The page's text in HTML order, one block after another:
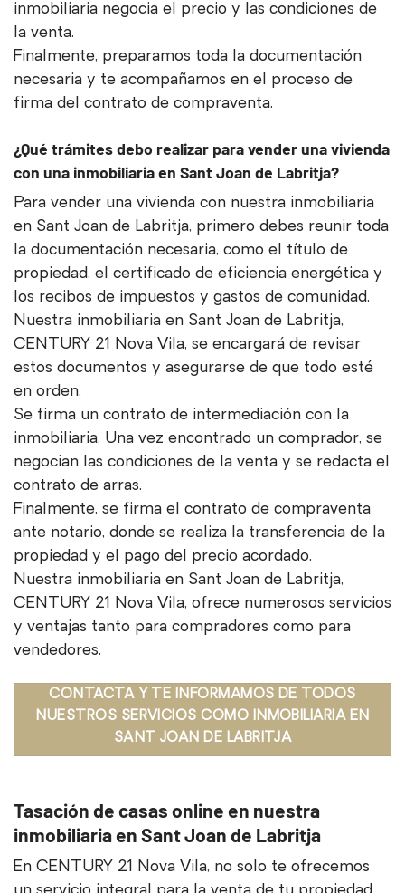
inmobiliaria negocia el precio y las condiciones de
la venta.
Finalmente, preparamos toda la documentación
necesaria y te acompañamos en el proceso de
firma del contrato de compraventa.
¿Qué trámites debo realizar para vender una vivienda
con una inmobiliaria en Sant Joan de Labritja?
Para vender una vivienda con nuestra inmobiliaria
en Sant Joan de Labritja, primero debes reunir toda
la documentación necesaria, como el título de
propiedad, el certificado de eficiencia energética y
los recibos de impuestos y gastos de comunidad.
Nuestra inmobiliaria en Sant Joan de Labritja,
CENTURY 21 Nova Vila, se encargará de revisar
estos documentos y asegurarse de que todo esté
en orden.
Se firma un contrato de intermediación con la
inmobiliaria. Una vez encontrado un comprador, se
negocian las condiciones de la venta y se redacta el
contrato de arras.
Finalmente, se firma el contrato de compraventa
ante notario, donde se realiza la transferencia de la
propiedad y el pago del precio acordado.
Nuestra inmobiliaria en Sant Joan de Labritja,
CENTURY 21 Nova Vila, ofrece numerosos servicios
y ventajas tanto para compradores como para
vendedores.
CONTACTA Y TE INFORMAMOS DE TODOS
NUESTROS SERVICIOS COMO INMOBILIARIA EN
SANT JOAN DE LABRITJA
Tasación de casas online en nuestra
inmobiliaria en Sant Joan de Labritja
En CENTURY 21 Nova Vila, no solo te ofrecemos